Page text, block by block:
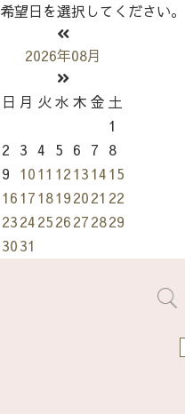
希望日を選択してください。
2026年08月
日 月 火 水 木 金 土
1
2 3 4 5 6 7 8
9 1011 12131415
161718192021 22
23242526272829
3031